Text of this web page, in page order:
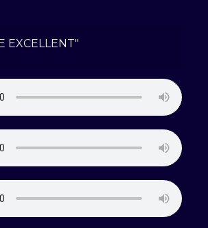
EXCELLENT"